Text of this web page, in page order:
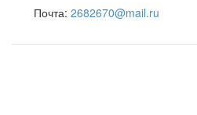
Почта: 2682670@mail.ru